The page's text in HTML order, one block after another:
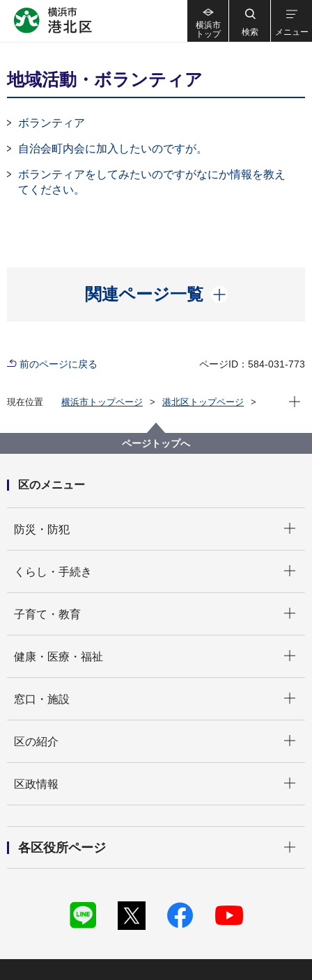
横浜市
トップ
検索 メニュー
地域活動・ボランティア
ボランティア
自治会町内会に加入したいのですが。
ボランティアをしてみたいのですがなにか情報を教え
てください。
関連ページ一覧
開く
前のページに戻る ページID：584-031-773
現在位置 横浜市トップページ
港北区トップページ
地域活動・ボランティア
現在
ページトップへ
区のメニュー
防災・防犯
くらし・手続き
子育て・教育
健康・医療・福祉
窓口・施設
区の紹介
区政情報
各区役所ページ